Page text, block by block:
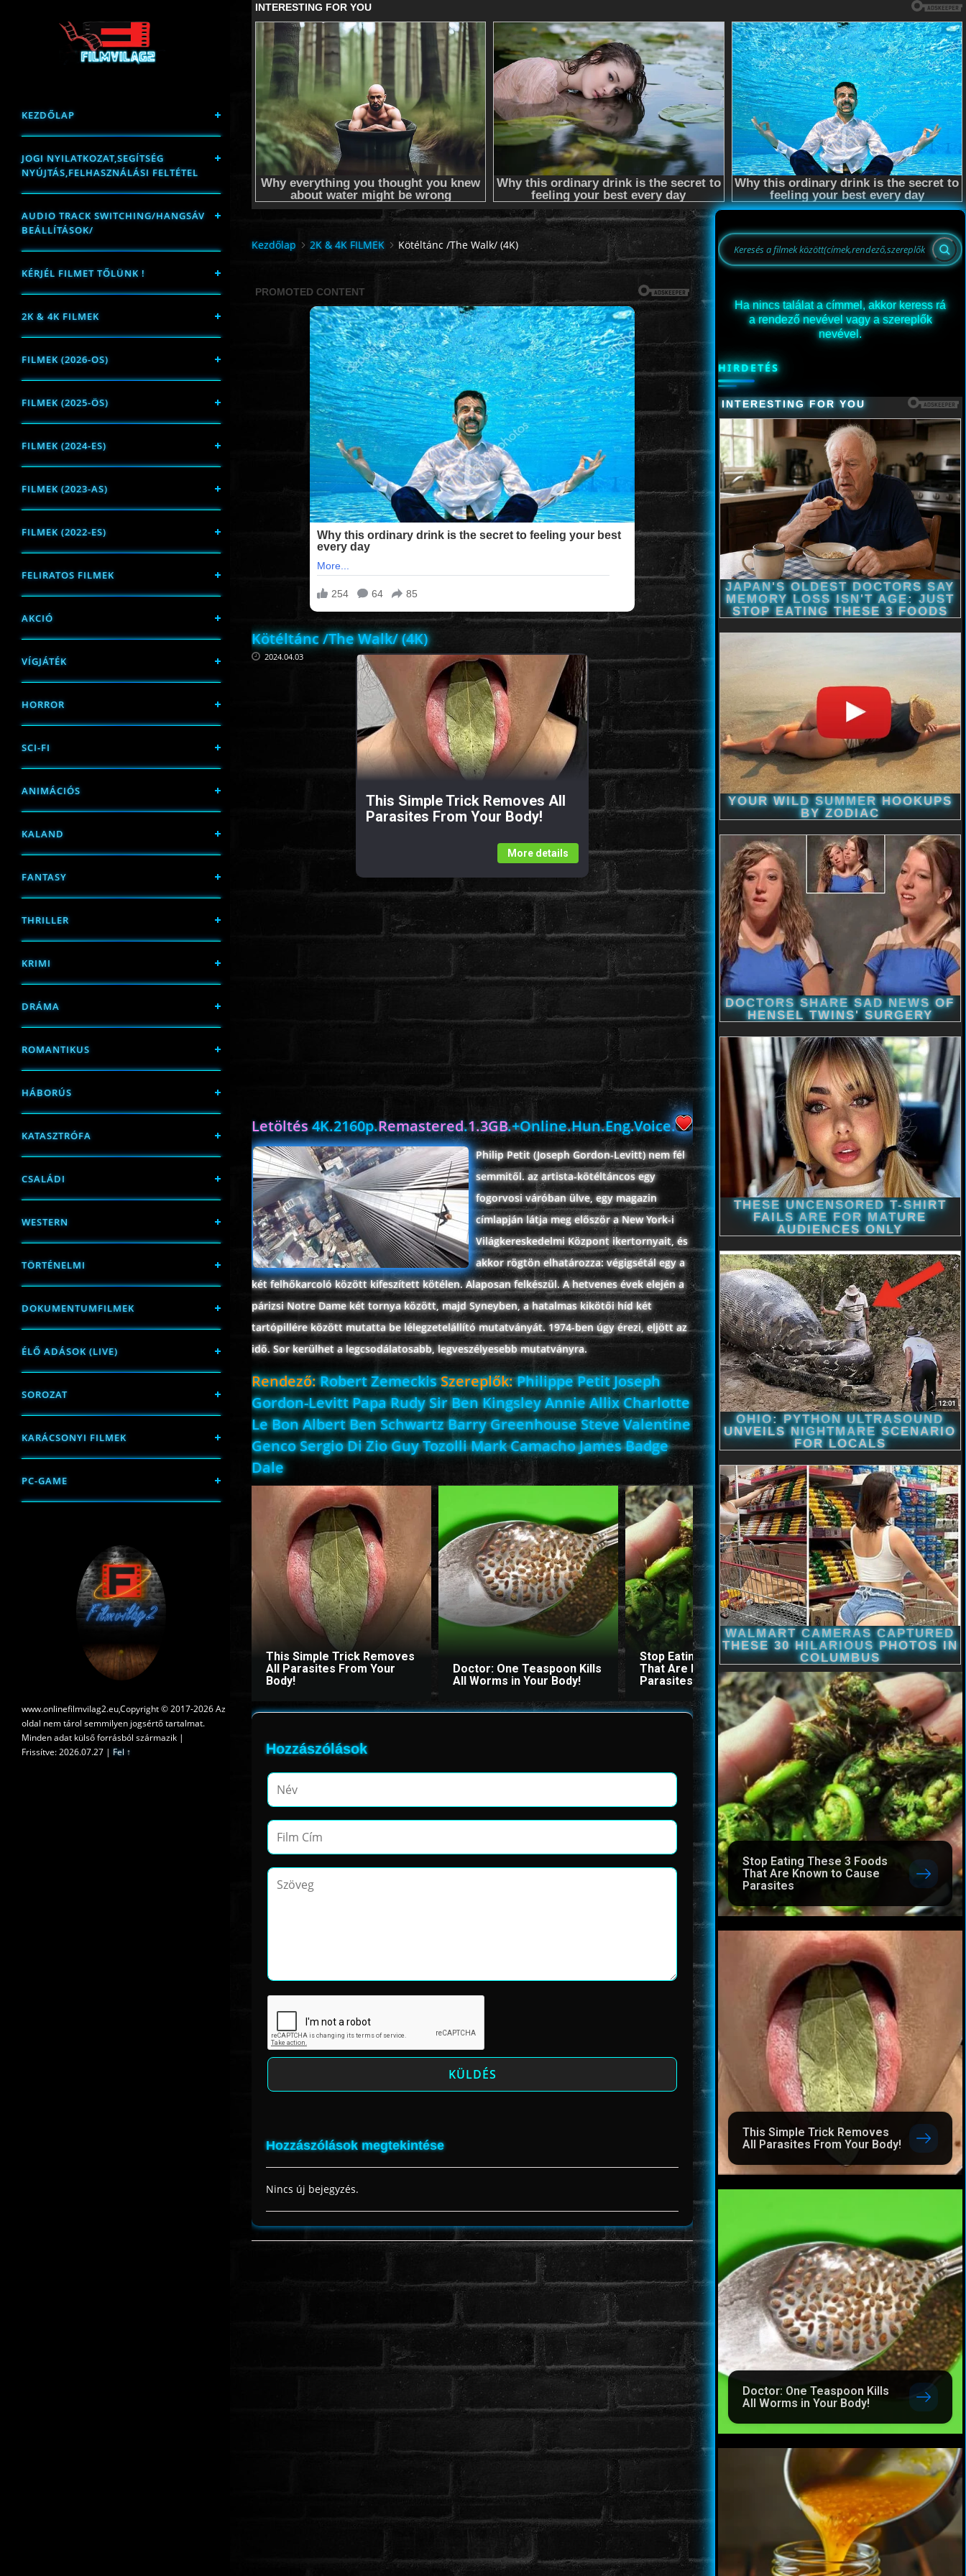
KEZDŐLAP
JOGI NYILATKOZAT,SEGÍTSÉG
NYÚJTÁS,FELHASZNÁLÁSI FELTÉTEL
AUDIO TRACK SWITCHING/HANGSÁV
BEÁLLÍTÁSOK/
KÉRJÉL FILMET TŐLÜNK !
2K & 4K FILMEK
FILMEK (2026-OS)
FILMEK (2025-ÖS)
FILMEK (2024-ES)
FILMEK (2023-AS)
FILMEK (2022-ES)
FELIRATOS FILMEK
AKCIÓ
VÍGJÁTÉK
HORROR
SCI-FI
ANIMÁCIÓS
KALAND
FANTASY
THRILLER
KRIMI
DRÁMA
ROMANTIKUS
HÁBORÚS
KATASZTRÓFA
CSALÁDI
WESTERN
TÖRTÉNELMI
DOKUMENTUMFILMEK
ÉLŐ ADÁSOK (LIVE)
SOROZAT
KARÁCSONYI FILMEK
PC-GAME
www.onlinefilmvilag2.eu,Copyright © 2017-2026 Az
oldal nem tárol semmilyen jogsértő tartalmat.
Minden adat külső forrásból származik |
Frissítve: 2026.07.27 | Fel ↑
Kezdőlap 2K & 4K FILMEK Kötéltánc /The Walk/ (4K)
Kötéltánc /The Walk/ (4K)
2024.04.03
This Simple Trick Removes All
Parasites From Your Body!
More details
Letöltés4K.2160p.Remastered.1.3GB.+Online.Hun.Eng.Voice.
Philip Petit (Joseph Gordon-Levitt) nem fél
semmitől. az artista-kötéltáncos egy
fogorvosi váróban ülve, egy magazin
címlapján látja meg először a New York-i
Világkereskedelmi Központ ikertornyait, és
akkor rögtön elhatározza: végigsétál egy a
két felhőkarcoló között kifeszített kötélen. Alaposan felkészül. A hetvenes évek elején a
párizsi Notre Dame két tornya között, majd Syneyben, a hatalmas kikötői híd két
tartópillére között mutatta be lélegzetelállító mutatványát. 1974-ben úgy érezi, eljött az
idő. Sor kerülhet a legcsodálatosabb, legveszélyesebb mutatványra.
Rendező:Robert ZemeckisSzereplők:Philippe Petit Joseph
Gordon-Levitt Papa Rudy Sir Ben Kingsley Annie Allix Charlotte
Le Bon Albert Ben Schwartz Barry Greenhouse Steve Valentine
Genco Sergio Di Zio Guy Tozolli Mark Camacho James Badge
Dale
This Simple Trick Removes
All Parasites From Your
Body!
Doctor: One Teaspoon Kills
All Worms in Your Body!
Stop Eating These 3 Foods
That Are Known to Cause
Parasites
The Stool Will Fly Out
Immediately If You Drink
Before Bed
Hozzászólások
Hozzászólások megtekintése
Nincs új bejegyzés.
Ha nincs találat a címmel, akkor keress rá
a rendező nevével vagy a szereplők
nevével.
HIRDETÉS
Stop Eating These 3 Foods
That Are Known to Cause
Parasites
This Simple Trick Removes
All Parasites From Your Body!
Doctor: One Teaspoon Kills
All Worms in Your Body!